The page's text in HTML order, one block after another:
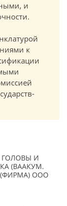
и
к
И
(ВААКУМ.
(ФИРМА) ООО